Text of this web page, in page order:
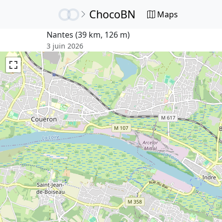
ChocoBN
Maps
Nantes (39 km, 126 m)
3 juin 2026